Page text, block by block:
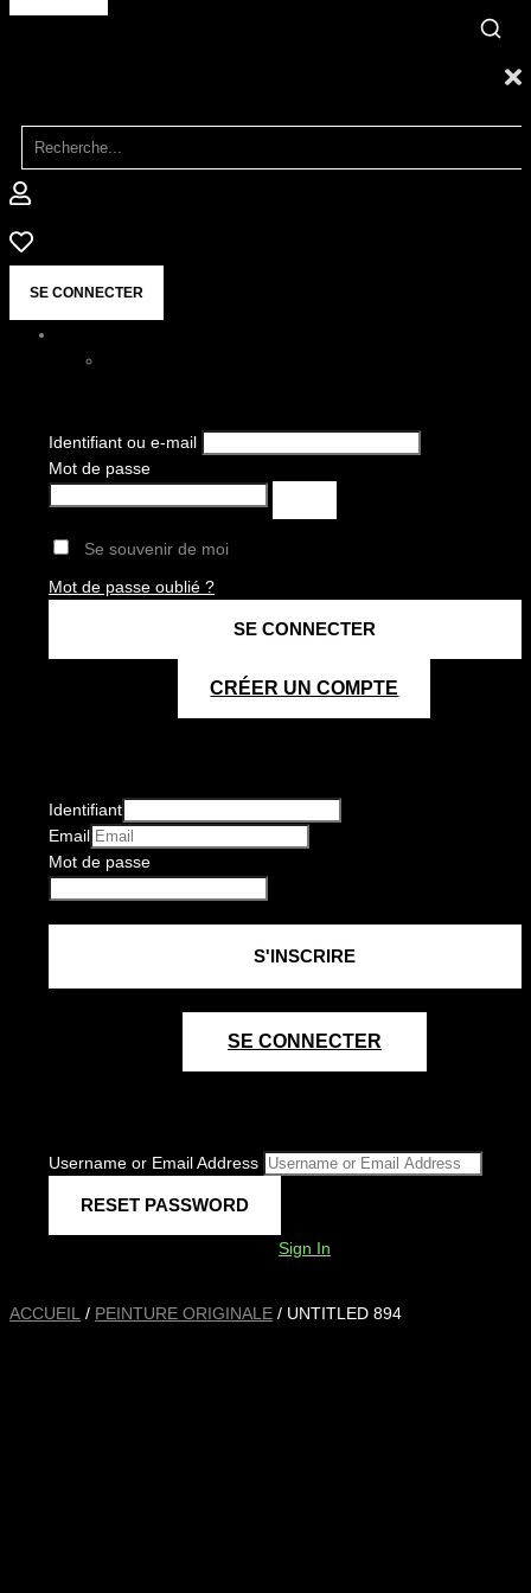
SE CONNECTER
Identifiant ou e-mail
Mot de passe
Se souvenir de moi
Mot de passe oublié ?
CRÉER UN COMPTE
Identifiant
Email
Mot de passe
SE CONNECTER
Username or Email Address
Sign In
ACCUEIL / PEINTURE ORIGINALE / UNTITLED 894